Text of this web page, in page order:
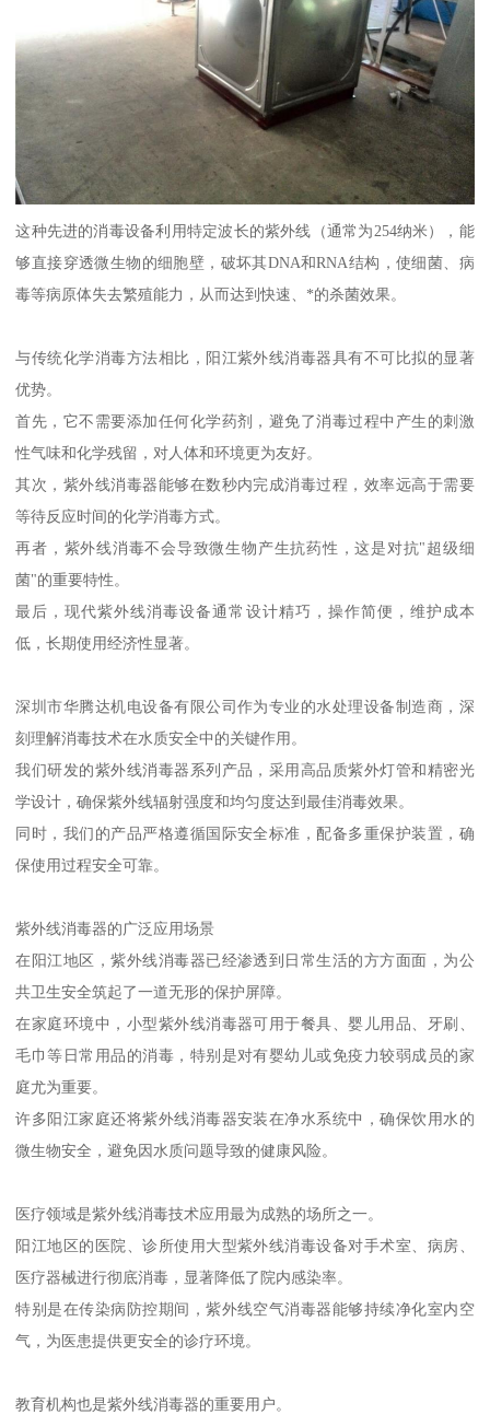
这种先进的消毒设备利用特定波长的紫外线（通常为254纳米），能
够直接穿透微生物的细胞壁，破坏其DNA和RNA结构，使细菌、病
毒等病原体失去繁殖能力，从而达到快速、*的杀菌效果。
与传统化学消毒方法相比，阳江紫外线消毒器具有不可比拟的显著
优势。
首先，它不需要添加任何化学药剂，避免了消毒过程中产生的刺激
性气味和化学残留，对人体和环境更为友好。
其次，紫外线消毒器能够在数秒内完成消毒过程，效率远高于需要
等待反应时间的化学消毒方式。
再者，紫外线消毒不会导致微生物产生抗药性，这是对抗"超级细
菌"的重要特性。
最后，现代紫外线消毒设备通常设计精巧，操作简便，维护成本
低，长期使用经济性显著。
深圳市华腾达机电设备有限公司作为专业的水处理设备制造商，深
刻理解消毒技术在水质安全中的关键作用。
我们研发的紫外线消毒器系列产品，采用高品质紫外灯管和精密光
学设计，确保紫外线辐射强度和均匀度达到最佳消毒效果。
同时，我们的产品严格遵循国际安全标准，配备多重保护装置，确
保使用过程安全可靠。
紫外线消毒器的广泛应用场景
在阳江地区，紫外线消毒器已经渗透到日常生活的方方面面，为公
共卫生安全筑起了一道无形的保护屏障。
在家庭环境中，小型紫外线消毒器可用于餐具、婴儿用品、牙刷、
毛巾等日常用品的消毒，特别是对有婴幼儿或免疫力较弱成员的家
庭尤为重要。
许多阳江家庭还将紫外线消毒器安装在净水系统中，确保饮用水的
微生物安全，避免因水质问题导致的健康风险。
医疗领域是紫外线消毒技术应用最为成熟的场所之一。
阳江地区的医院、诊所使用大型紫外线消毒设备对手术室、病房、
医疗器械进行彻底消毒，显著降低了院内感染率。
特别是在传染病防控期间，紫外线空气消毒器能够持续净化室内空
气，为医患提供更安全的诊疗环境。
教育机构也是紫外线消毒器的重要用户。